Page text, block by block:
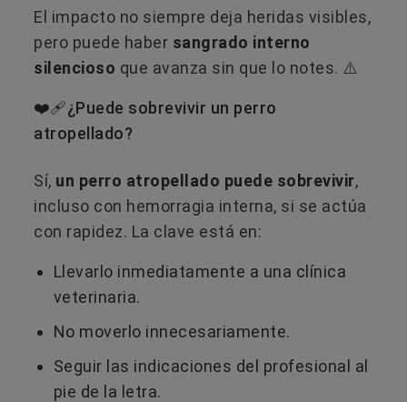
El impacto no siempre deja heridas visibles,
pero puede haber sangrado interno
silencioso que avanza sin que lo notes. ⚠️
❤️‍🩹​¿Puede sobrevivir un perro
atropellado?
Sí, un perro atropellado puede sobrevivir,
incluso con hemorragia interna, si se actúa
con rapidez. La clave está en:
Llevarlo inmediatamente a una clínica
veterinaria.
No moverlo innecesariamente.
Seguir las indicaciones del profesional al
pie de la letra.